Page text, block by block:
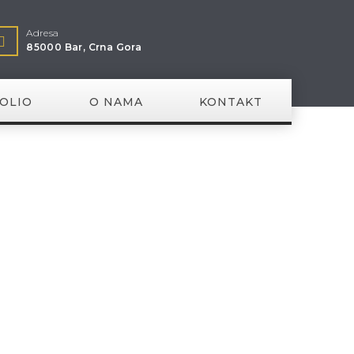
Adresa
85000 Bar, Crna Gora
O NAMA KONTAKT